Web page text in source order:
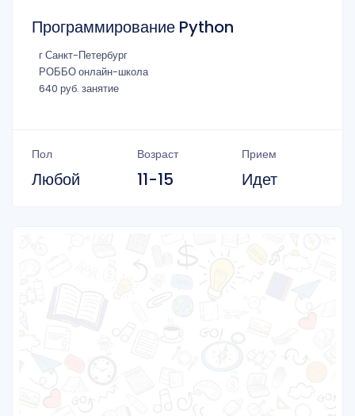
Программирование Python
г Санкт-Петербург
РОББО онлайн-школа
640 руб. занятие
Пол
Любой
Возраст
11-15
Прием
Идет